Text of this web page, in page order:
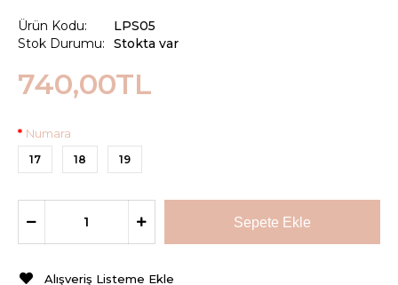
Ürün Kodu:
Stok Durumu:
LPS05
Stokta var
740,00TL
Numara
17 18 19
Alışveriş Listeme Ekle